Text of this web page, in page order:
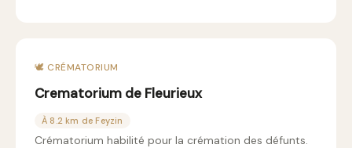
🕊️ CRÉMATORIUM
Crematorium de Fleurieux
À 8.2 km de Feyzin
Crématorium habilité pour la crémation des défunts.